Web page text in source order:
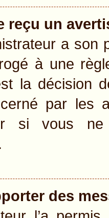
reçu un
a son
à une
la décision
par les
si vous
des